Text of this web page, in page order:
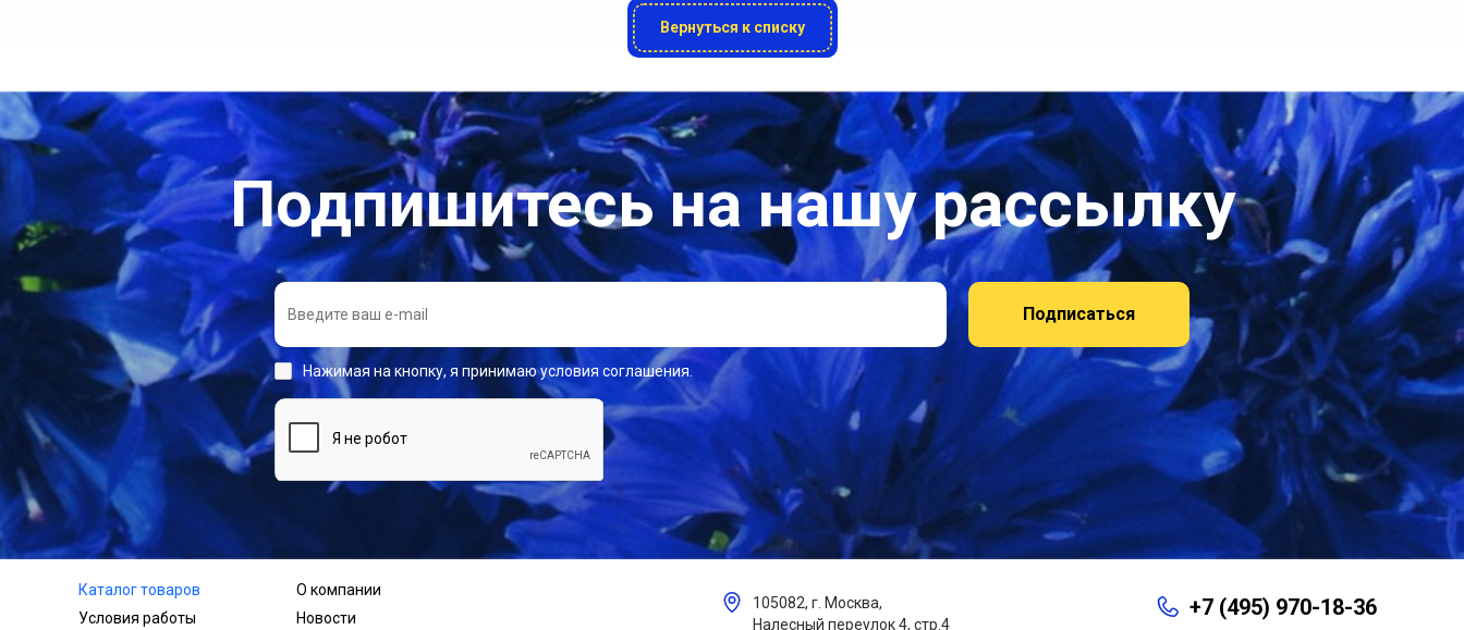
Вернуться к списку
Подпишитесь на нашу рассылку
Подписаться
Нажимая на кнопку, я принимаю условия соглашения.
Каталог товаров
Условия работы
О компании
Новости
105082, г. Москва,
Налесный переулок 4, стр.4
+7 (495) 970-18-36